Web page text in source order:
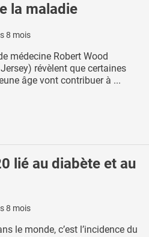
la maladie
8 mois
médecine Robert Wood
révèlent que certaines
âge vont contribuer à ...
lié au diabète et au
8 mois
le monde, c’est l’incidence du